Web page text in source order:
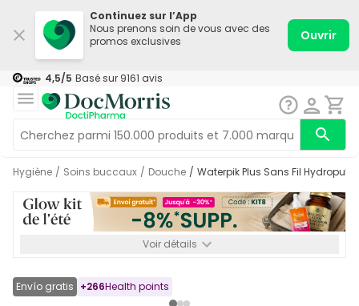
Continuez sur l’App
Nous prenons soin de vous avec des
promos exclusives
Ouvrir
4,5/5 Basé sur 9161 avis
Hygiène / Soins buccaux / Douche / Waterpik Plus Sans Fil
Voir détails
Envío gratis +266Health points